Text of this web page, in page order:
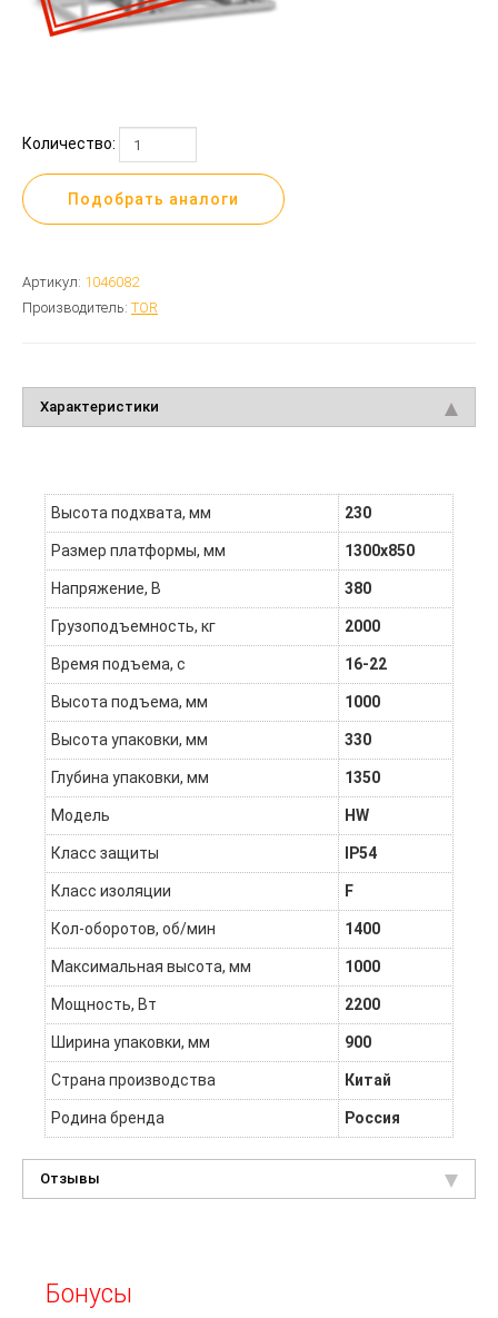
Количество:
Подобрать аналоги
Артикул: 1046082
Производитель: TOR
Характеристики
Высота подхвата, мм 230
Размер платформы, мм 1300х850
Напряжение, В 380
Грузоподъемность, кг 2000
Время подъема, с 16-22
Высота подъема, мм 1000
Высота упаковки, мм 330
Глубина упаковки, мм 1350
Модель HW
Класс защиты IP54
Класс изоляции F
Кол-оборотов, об/мин 1400
Максимальная высота, мм 1000
Мощность, Вт 2200
Ширина упаковки, мм 900
Страна производства Китай
Родина бренда Россия
Отзывы
Бонусы